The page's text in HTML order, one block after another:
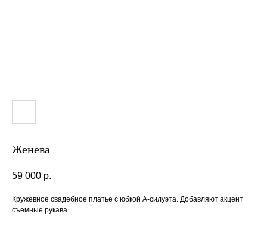
Женева
59 000 р.
Кружевное свадебное платье с юбкой А-силуэта. Добавляют акцент
съемные рукава.